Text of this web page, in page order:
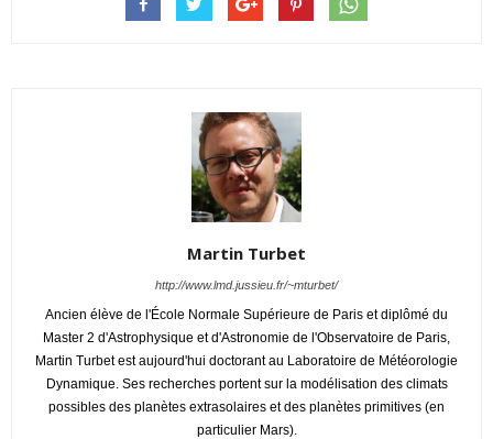
Martin Turbet
http://www.lmd.jussieu.fr/~mturbet/
Ancien élève de l'École Normale Supérieure de Paris et diplômé du
Master 2 d'Astrophysique et d'Astronomie de l'Observatoire de Paris,
Martin Turbet est aujourd'hui doctorant au Laboratoire de Météorologie
Dynamique. Ses recherches portent sur la modélisation des climats
possibles des planètes extrasolaires et des planètes primitives (en
particulier Mars).